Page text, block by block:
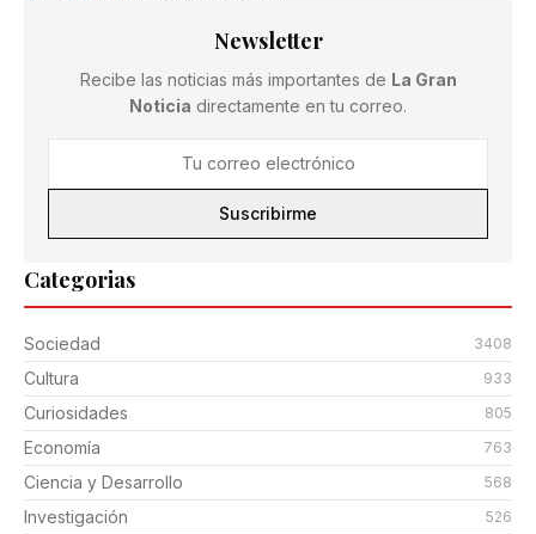
Categorias
Sociedad 3408
Cultura 933
Curiosidades 805
Economía 763
Ciencia y Desarrollo 568
Investigación 526
Newsletter
Recibe las noticias más importantes de La Gran
Noticia directamente en tu correo.
Suscribirme